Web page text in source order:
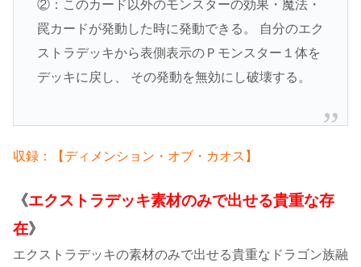
②：このカード以外のモンスターの効果・魔法・
罠カードが発動した時に発動できる。 自分のエク
ストラデッキから表側表示のＰモンスター１体を
デッキに戻し、 その発動を無効にし破壊する。
収録：【ディメンション・オブ・カオス】
《エクストラデッキ素材のみで出せる貴重な存
在》
エクストラデッキの素材のみで出せる貴重なドラゴン族融